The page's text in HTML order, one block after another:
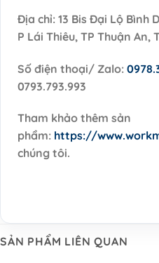
Địa chỉ: 13 Bis Đại Lộ Bình
P Lái Thiêu, TP Thuận An,
Số điện thoại/ Zalo:
0793.793.993
Tham khảo thêm sản
phẩm: https://
chúng tôi.
SẢN PHẨM LIÊN QUAN